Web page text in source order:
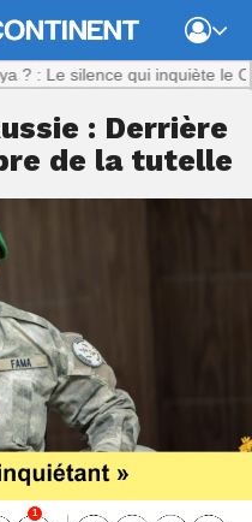
silence qui inquiète le
: Derrière
de la tutelle
1